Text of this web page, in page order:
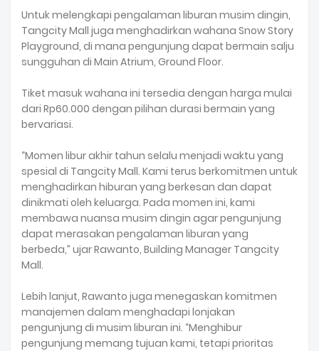
Untuk melengkapi pengalaman liburan musim dingin,
Tangcity Mall juga menghadirkan wahana Snow Story
Playground, di mana pengunjung dapat bermain salju
sungguhan di Main Atrium, Ground Floor.
Tiket masuk wahana ini tersedia dengan harga mulai
dari Rp60.000 dengan pilihan durasi bermain yang
bervariasi.
“Momen libur akhir tahun selalu menjadi waktu yang
spesial di Tangcity Mall. Kami terus berkomitmen untuk
menghadirkan hiburan yang berkesan dan dapat
dinikmati oleh keluarga. Pada momen ini, kami
membawa nuansa musim dingin agar pengunjung
dapat merasakan pengalaman liburan yang
berbeda,” ujar Rawanto, Building Manager Tangcity
Mall.
Lebih lanjut, Rawanto juga menegaskan komitmen
manajemen dalam menghadapi lonjakan
pengunjung di musim liburan ini. “Menghibur
pengunjung memang tujuan kami, tetapi prioritas